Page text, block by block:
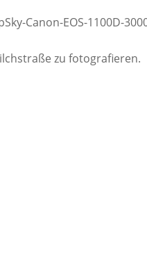
zu fotografieren.